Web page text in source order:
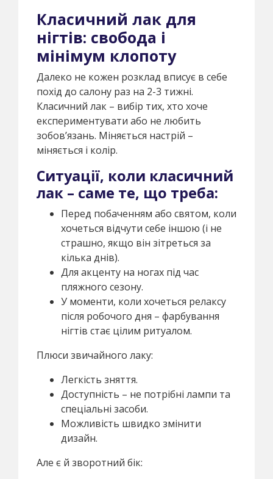
Класичний лак для
нігтів: свобода і
мінімум клопоту
Далеко не кожен розклад вписує в себе
похід до салону раз на 2-3 тижні.
Класичний лак – вибір тих, хто хоче
експериментувати або не любить
зобов’язань. Міняється настрій –
міняється і колір.
Ситуації, коли класичний
лак – саме те, що треба:
Перед побаченням або святом, коли
хочеться відчути себе іншою (і не
страшно, якщо він зітреться за
кілька днів).
Для акценту на ногах під час
пляжного сезону.
У моменти, коли хочеться релаксу
після робочого дня – фарбування
нігтів стає цілим ритуалом.
Плюси звичайного лаку:
Легкість зняття.
Доступність – не потрібні лампи та
спеціальні засоби.
Можливість швидко змінити
дизайн.
Але є й зворотний бік: